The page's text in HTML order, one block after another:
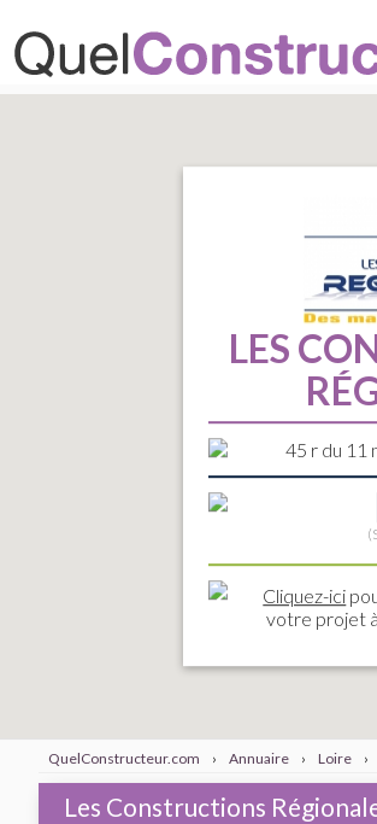
LES
45 r du 11
Cliquez-ici
votre projet
QuelConstructeur.com › Annuaire › Loire ›
Les Constructions